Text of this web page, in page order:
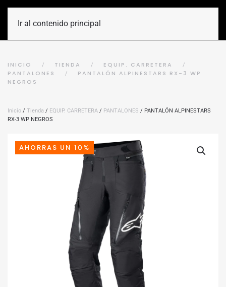
Ir al contenido principal
INICIO TIENDA
EQUIP. CARRETERA
PANTALONES
PANTALÓN ALPINESTARS RX-3 WP
NEGROS
Inicio / Tienda / EQUIP. CARRETERA / PANTALONES / PANTALÓN ALPINESTARS
RX-3 WP NEGROS
AHORRAS UN 10%